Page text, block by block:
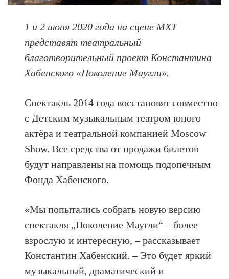
1 и 2 июня 2020 года на сцене МХТ
представят театральный
благотворительный проект Константина
Хабенского «Поколение Маугли».
Спектакль 2014 года восстановят совместно
с Детским музыкальным театром юного
актёра и театральной компанией Moscow
Show. Все средства от продажи билетов
будут направлены на помощь подопечным
Фонда Хабенского.
«Мы попытались собрать новую версию
спектакля „Поколение Маугли“ – более
взрослую и интересную, – рассказывает
Константин Хабенский. – Это будет яркий
музыкальный, драматический и